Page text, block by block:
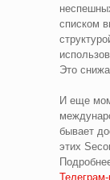
списком
Это
И еще
бывает
этих